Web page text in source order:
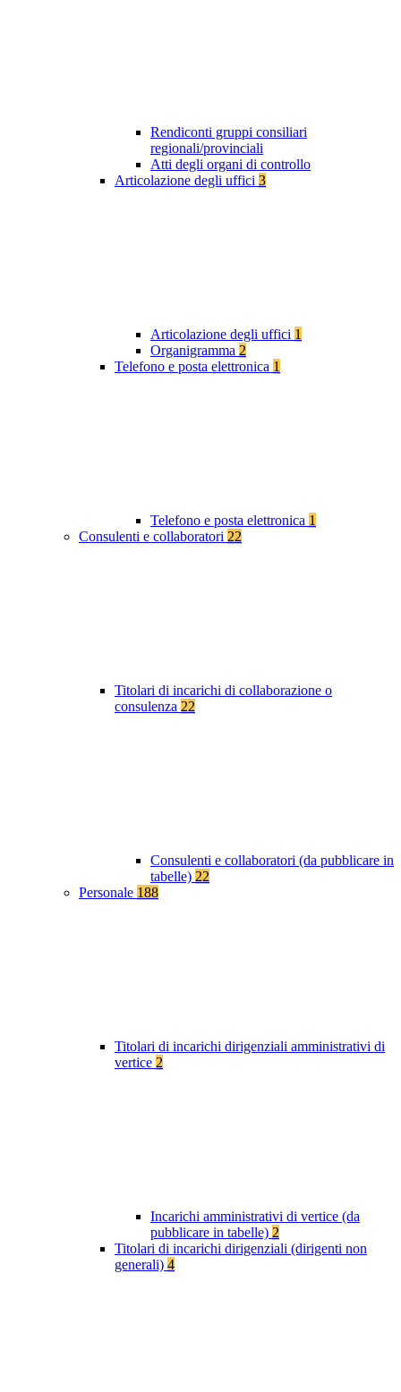
Rendiconti gruppi consiliari
regionali/provinciali
Atti degli organi di controllo
Articolazione degli uffici 3
Articolazione degli uffici 1
Organigramma 2
Telefono e posta elettronica 1
Telefono e posta elettronica 1
Consulenti e collaboratori 22
Titolari di incarichi di collaborazione o
consulenza 22
Consulenti e collaboratori (da pubblicare in
tabelle) 22
Personale 188
Titolari di incarichi dirigenziali amministrativi di
vertice 2
Incarichi amministrativi di vertice (da
pubblicare in tabelle) 2
Titolari di incarichi dirigenziali (dirigenti non
generali) 4